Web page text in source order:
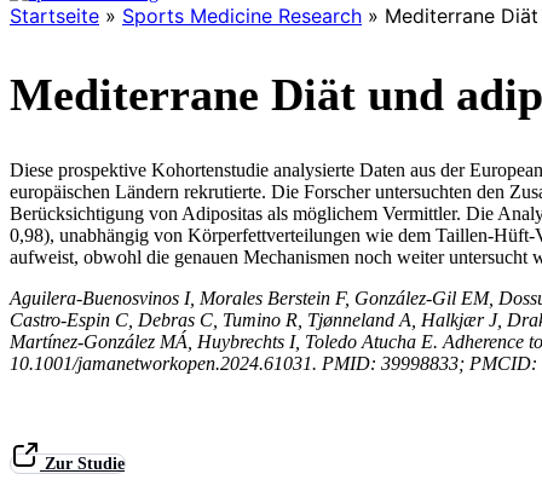
Startseite » Sports Medicine Research » Mediterrane
Mediterrane Diät und
Diese prospektive Kohortenstudie analysierte Daten aus der
europäischen Ländern rekrutierte. Die Forscher untersuchten den
Berücksichtigung von Adipositas als möglichem Vermittler. Die
0,98), unabhängig von Körperfettverteilungen wie dem Taillen-Hüft-
aufweist, obwohl die genauen Mechanismen noch weiter untersucht
Aguilera-Buenosvinos I, Morales Berstein F, González-Gil EM,
Castro-Espin C, Debras C, Tumino R, Tjønneland A, Halkjær J,
Martínez-González MÁ, Huybrechts I, Toledo Atucha E.
10.1001/jamanetworkopen.2024.61031. PMID: 39998833; PMCID:
Zur Studie